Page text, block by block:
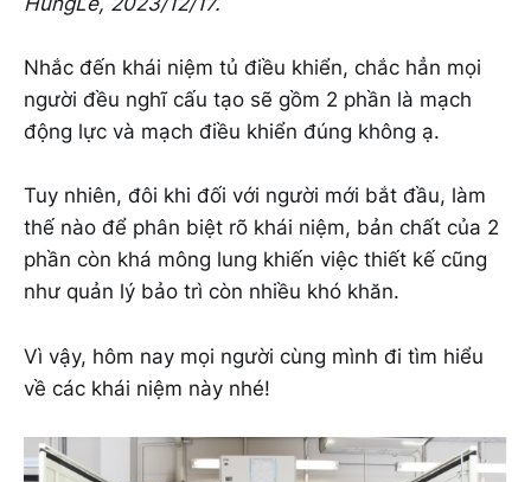
Nhắc đến khái niệm tủ điều khiển, chắc hẳn mọi
người đều nghĩ cấu tạo sẽ gồm 2 phần là mạch
động lực và mạch điều khiển đúng không ạ.
Tuy nhiên, đôi khi đối với người mới bắt đầu, làm
thế nào để phân biệt rõ khái niệm, bản chất của 2
phần còn khá mông lung khiến việc thiết kế cũng
như quản lý bảo trì còn nhiều khó khăn.
Vì vậy, hôm nay mọi người cùng mình đi tìm hiểu
về các khái niệm này nhé!